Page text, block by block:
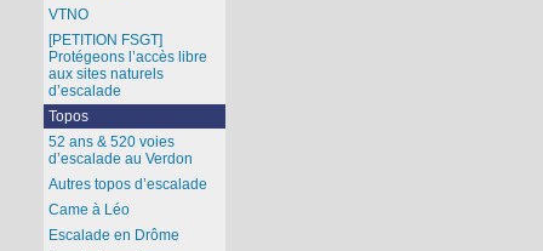
VTNO
[PETITION FSGT]
Protégeons l’accès libre
aux sites naturels
d’escalade
Topos
52 ans & 520 voies
d’escalade au Verdon
Autres topos d’escalade
Came à Léo
Escalade en Drôme